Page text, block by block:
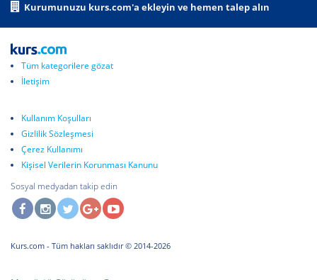
Kurumunuzu kurs.com'a ekleyin ve hemen talep alın
Tüm kategorilere gözat
İletişim
Kullanım Koşulları
Gizlilik Sözleşmesi
Çerez Kullanımı
Kişisel Verilerin Korunması Kanunu
Sosyal medyadan takip edin
Kurs.com - Tüm hakları saklıdır © 2014-2026